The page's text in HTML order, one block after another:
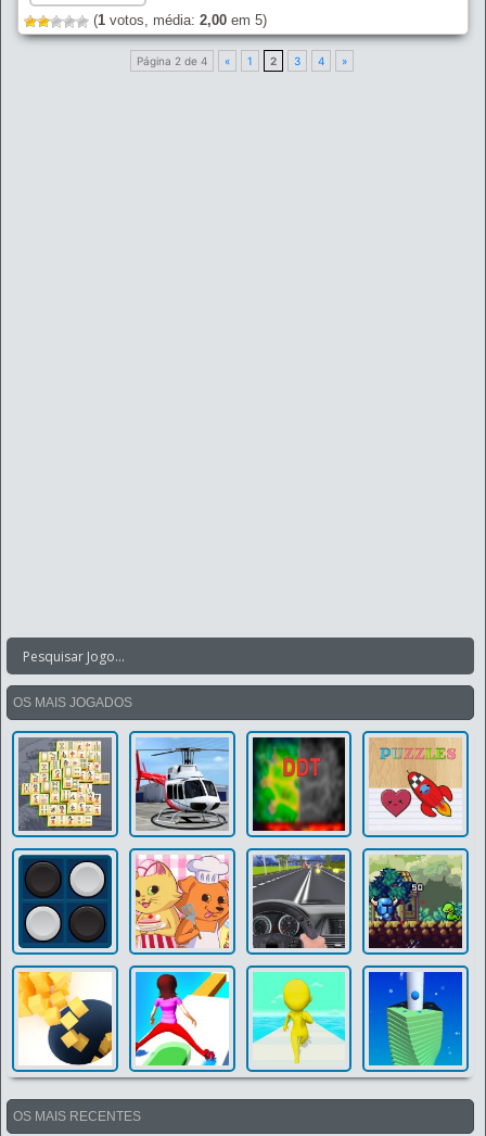
(1 votos, média: 2,00 em 5)
Página 2 de 4 « 1 2 3 4 »
OS MAIS JOGADOS
OS MAIS RECENTES